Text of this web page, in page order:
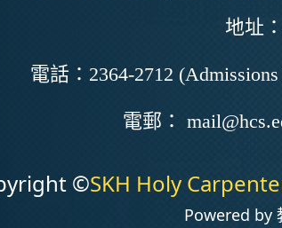
地址：
電話： 2364-2712
電郵：
©SKH Holy
Powered by